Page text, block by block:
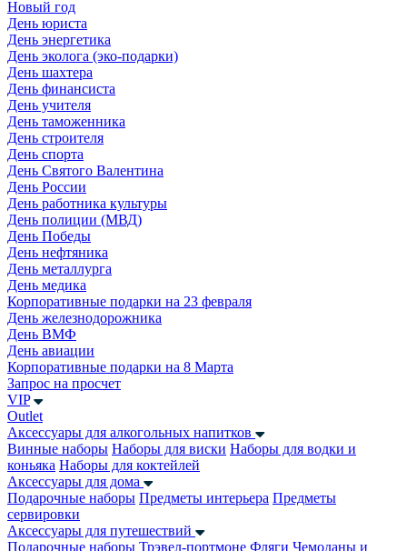
Новый год
День юриста
День энергетика
День эколога (эко-подарки)
День шахтера
День финансиста
День учителя
День таможенника
День строителя
День спорта
День Святого Валентина
День России
День работника культуры
День полиции (МВД)
День Победы
День нефтяника
День металлурга
День медика
Корпоративные подарки на 23 февраля
День железнодорожника
День ВМФ
День авиации
Корпоративные подарки на 8 Марта
Запрос на просчет
VIP
Outlet
Аксессуары для алкогольных напитков
Винные наборы Наборы для виски Наборы для водки и
коньяка Наборы для коктейлей
Аксессуары для дома
Подарочные наборы Предметы интерьера Предметы
сервировки
Аксессуары для путешествий
Подарочные наборы Трэвел-портмоне Фляги Чемоданы и